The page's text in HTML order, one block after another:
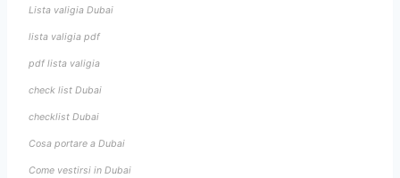
Lista valigia Dubai
lista valigia pdf
pdf lista valigia
check list Dubai
checklist Dubai
Cosa portare a Dubai
Come vestirsi in Dubai